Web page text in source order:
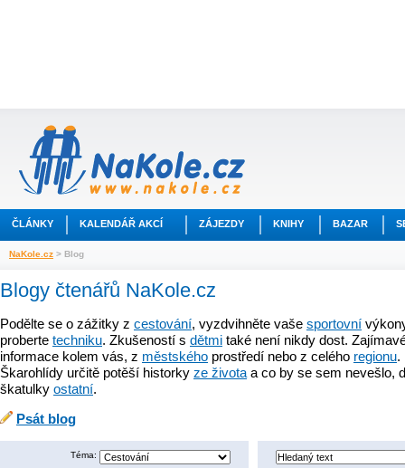
ČLÁNKY KALENDÁŘ AKCÍ ZÁJEZDY KNIHY BAZAR
NaKole.cz > Blog
Blogy čtenářů NaKole.cz
Podělte se o zážitky z cestování, vyzdvihněte vaše sportovní
proberte techniku. Zkušeností s dětmi také není nikdy dost.
informace kolem vás, z městského prostředí nebo z celého regionu.
Škarohlídy určitě potěší historky ze života a co by se sem nevešlo,
škatulky ostatní.
Psát blog
Téma: